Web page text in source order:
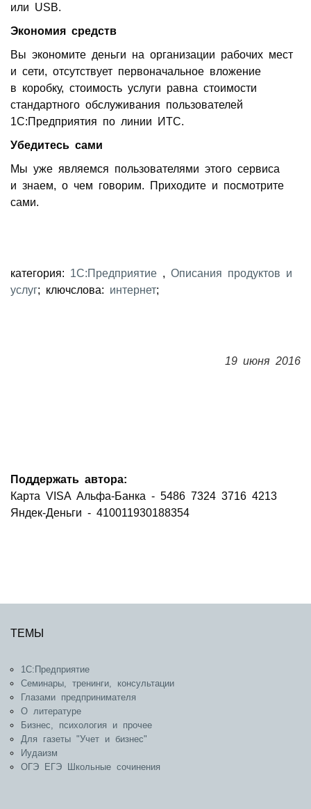
или USB.
Экономия средств
Вы экономите деньги на организации рабочих мест
и сети, отсутствует первоначальное вложение
в коробку, стоимость услуги равна стоимости
стандартного обслуживания пользователей
1С:Предприятия по линии ИТС.
Убедитесь сами
Мы уже являемся пользователями этого сервиса
и знаем, о чем говорим. Приходите и посмотрите
сами.
категория: 1С:Предприятие , Описания продуктов и
услуг; ключслова: интернет;
19 июня 2016
Поддержать автора:
Карта VISA Альфа-Банка - 5486 7324 3716 4213
Яндек-Деньги - 410011930188354
ТЕМЫ
1С:Предприятие
Семинары, тренинги, консультации
Глазами предпринимателя
О литературе
Бизнес, психология и прочее
Для газеты "Учет и бизнес"
Иудаизм
ОГЭ ЕГЭ Школьные сочинения